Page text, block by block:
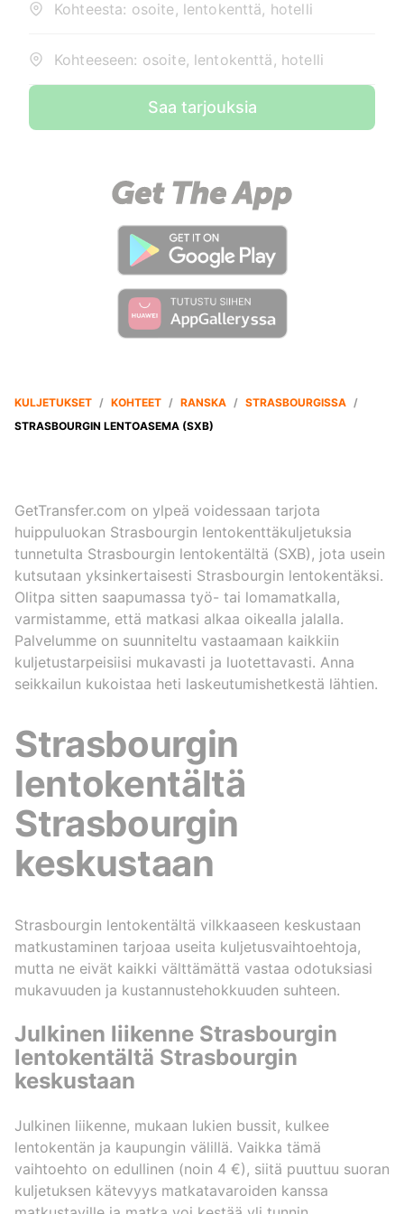
Kohteesta: osoite, lentokenttä, hotelli
Kohteeseen: osoite, lentokenttä, hotelli
Saa tarjouksia
KULJETUKSET / KOHTEET / RANSKA / STRASBOURGISSA /
STRASBOURGIN LENTOASEMA (SXB)
GetTransfer.com on ylpeä voidessaan tarjota
huippuluokan Strasbourgin lentokenttäkuljetuksia
tunnetulta Strasbourgin lentokentältä (SXB), jota usein
kutsutaan yksinkertaisesti Strasbourgin lentokentäksi.
Olitpa sitten saapumassa työ- tai lomamatkalla,
varmistamme, että matkasi alkaa oikealla jalalla.
Palvelumme on suunniteltu vastaamaan kaikkiin
kuljetustarpeisiisi mukavasti ja luotettavasti. Anna
seikkailun kukoistaa heti laskeutumishetkestä lähtien.
Strasbourgin
lentokentältä
Strasbourgin
keskustaan
Strasbourgin lentokentältä vilkkaaseen keskustaan
matkustaminen tarjoaa useita kuljetusvaihtoehtoja,
mutta ne eivät kaikki välttämättä vastaa odotuksiasi
mukavuuden ja kustannustehokkuuden suhteen.
Julkinen liikenne Strasbourgin
lentokentältä Strasbourgin
keskustaan
Julkinen liikenne, mukaan lukien bussit, kulkee
lentokentän ja kaupungin välillä. Vaikka tämä
vaihtoehto on edullinen (noin 4 €), siitä puuttuu suoran
kuljetuksen kätevyys matkatavaroiden kanssa